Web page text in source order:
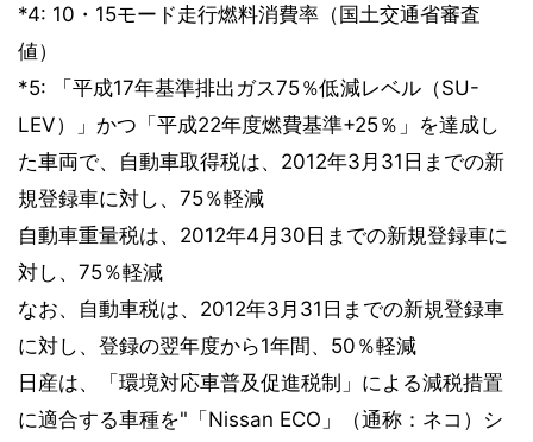
*4: 10・15モード走行燃料消費率（国土交通省審査
値）
*5: 「平成17年基準排出ガス75％低減レベル（SU-
LEV）」かつ「平成22年度燃費基準+25％」を達成し
た車両で、自動車取得税は、2012年3月31日までの新
規登録車に対し、75％軽減
自動車重量税は、2012年4月30日までの新規登録車に
対し、75％軽減
なお、自動車税は、2012年3月31日までの新規登録車
に対し、登録の翌年度から1年間、50％軽減
日産は、「環境対応車普及促進税制」による減税措置
に適合する車種を"「Nissan ECO」（通称：ネコ）シ